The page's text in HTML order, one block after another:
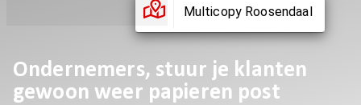
Multicopy Roosendaal
Ondernemers, stuur je klanten
gewoon weer papieren post